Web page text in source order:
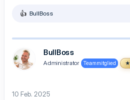
R
k
o
BullBoss
BullBoss
Administrator Teammitglied
10 Feb. 2025